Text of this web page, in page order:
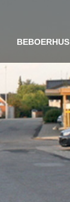
BEBOERHUS